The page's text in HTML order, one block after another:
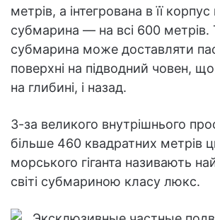
метрів, а інтегрована в її корпус
субмарина — на всі 600 метрів.
субмарина може доставляти
поверхні на підводний човен,
на глибині, і назад.
З-за великого внутрішнього
більше 460 квадратних метрів
морського гіганта називають
світі субмариною класу люкс.